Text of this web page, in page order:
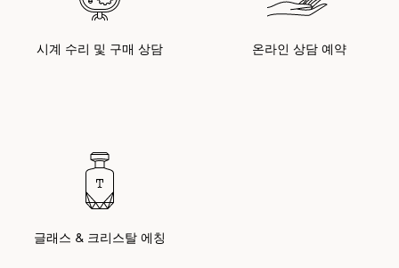
시계 수리 및 구매 상담 온라인 상담 예약
글래스 & 크리스탈 에칭